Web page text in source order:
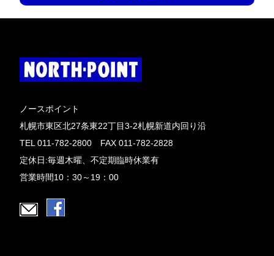
ノースポイント
札幌市東区北27条東22丁目3-2札幌新道内回り沿
TEL 011-782-2800 FAX 011-782-2828
定休日:毎週木曜、不定期臨時休業有
営業時間10：30～19：00